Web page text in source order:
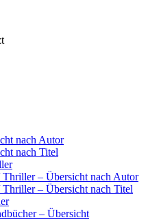
nach Autor
nach Titel
– Übersicht nach Autor
– Übersicht nach Titel
– Übersicht